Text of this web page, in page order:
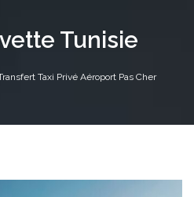
Tunisie
Taxi Privé Aéroport Pas Cher